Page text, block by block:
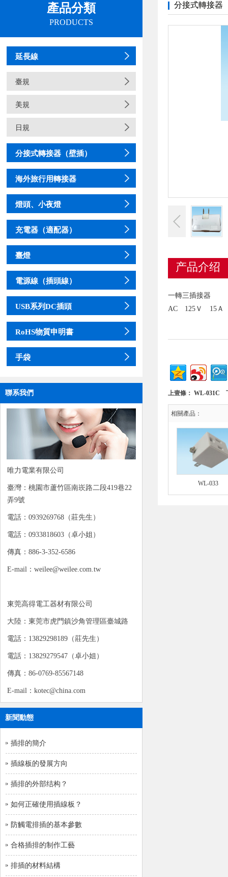
產品分類
PRODUCTS
延長線
臺規
美規
日規
分接式轉接器（壁插）
海外旅行用轉接器
燈頭、小夜燈
充電器（適配器）
臺燈
電源線（插頭線）
USB系列DC插頭
RoHS物質申明書
手袋
聯系我們
唯力電業有限公司
臺灣：桃園市蘆竹區南崁路二段419巷22
弄9號
電話：0939269768（莊先生）
電話：0933818603（卓小姐）
傳真：886-3-352-6586
E-mail：weilee@weilee.com.tw
東莞高得電工器材有限公司
大陸：東莞市虎門鎮沙角管理區臺城路
電話：13829298189（莊先生）
電話：13829279547（卓小姐）
傳真：86-0769-85567148
E-mail：kotec@china.com
新聞動態
插排的簡介
插線板的發展方向
插排的外部结构？
如何正確使用插線板？
防觸電排插的基本參數
合格插排的制作工藝
排插的材料結構
分接式轉接器
产品介绍
一轉三插接器
AC 125Ｖ 15Ａ
上壹條： WL-031C
相關產品：
WL-033